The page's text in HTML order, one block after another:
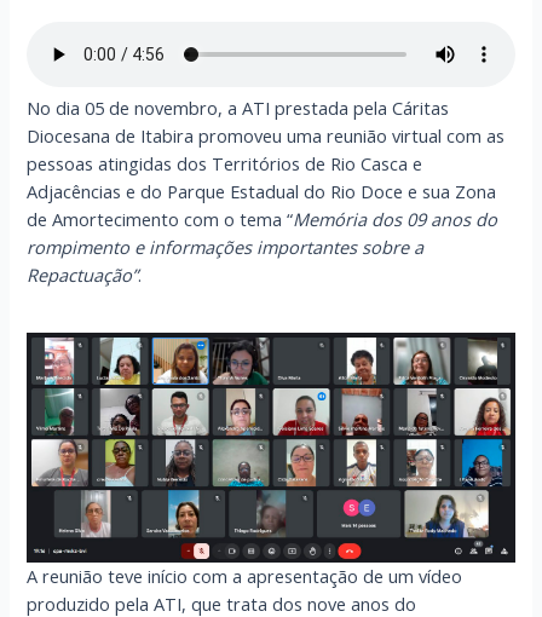
No dia 05 de novembro, a ATI prestada pela Cáritas
Diocesana de Itabira promoveu uma reunião virtual com as
pessoas atingidas dos Territórios de Rio Casca e
Adjacências e do Parque Estadual do Rio Doce e sua Zona
de Amortecimento com o tema “Memória dos 09 anos do
rompimento e informações importantes sobre a
Repactuação”.
A reunião teve início com a apresentação de um vídeo
produzido pela ATI, que trata dos nove anos do